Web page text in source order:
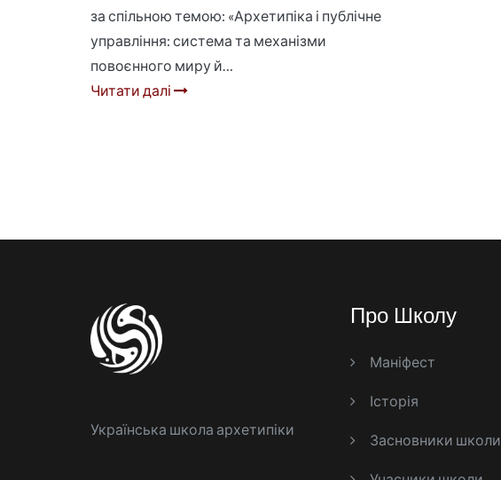
за спільною темою: «Архетипіка і публічне
управління: система та механізми
повоєнного миру й…
Читати далі
Українська школа архетипіки
Про Школу
Маніфест
Історія
Засновники школи